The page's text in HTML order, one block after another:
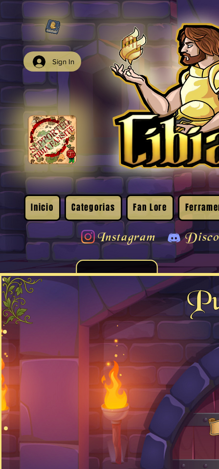
Sign In
Inicio Categorias Fan Lore
Instagram